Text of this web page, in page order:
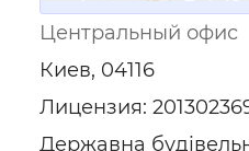
Центральный офис
Киев, 04116
Лицензия:
Державна